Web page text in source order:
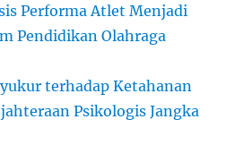
Performa Atlet Menjadi
Pendidikan Olahraga
terhadap Ketahanan
Psikologis Jangka